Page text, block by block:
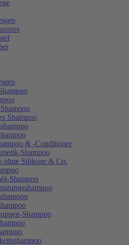
Shampoo
& -Conditioner
Shampoo
ohne Silikone & Co.
Shampoo
Shampoo